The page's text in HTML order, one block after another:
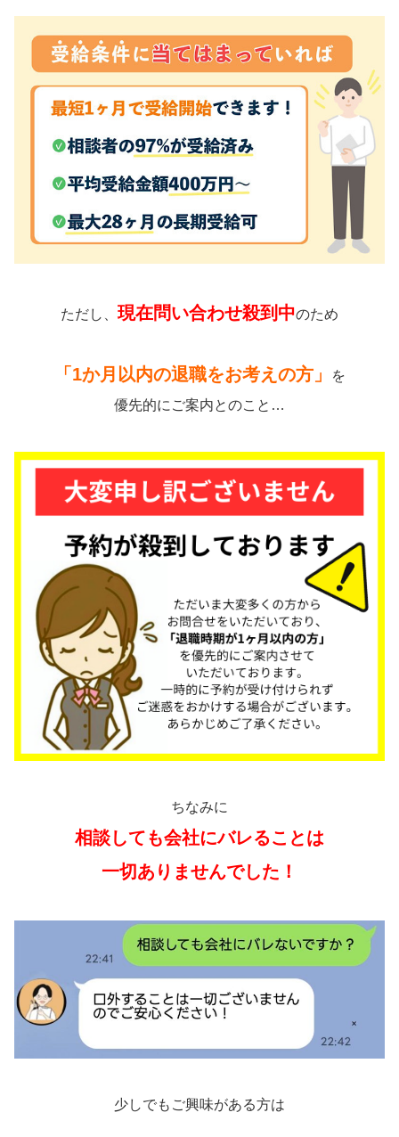
ただし、現在問い合わせ殺到中のため
「1か月以内の退職をお考えの方」
を
優先的にご案内とのこと…
ちなみに
相談しても会社にバレることは
一切ありませんでした！
少しでもご興味がある方は